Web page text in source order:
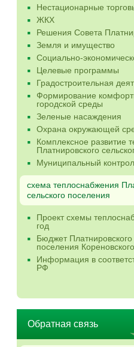
Нестационарные
ЖКХ
Решения Совета
Земля и имущество
Социально-
Целевые программы
Градостроительная
Формирование
городской среды
Зеленые насаждения
Охрана окружающей
Комплексное развитие
Платнировского
Муниципальный
схема теплоснабжения
сельского поселения
Проект схемы
год
Бюджет Платнировского
поселения
Информация в
РФ
Обратная связь